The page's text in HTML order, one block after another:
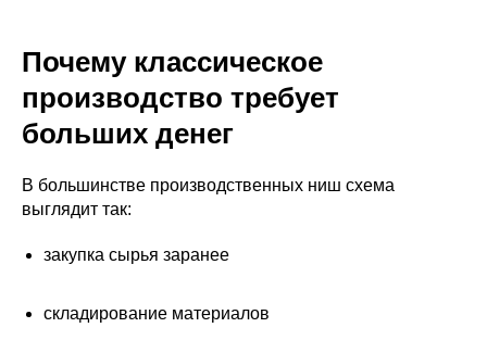
Почему классическое
производство требует
больших денег
В большинстве производственных ниш схема
выглядит так:
закупка сырья заранее
складирование материалов